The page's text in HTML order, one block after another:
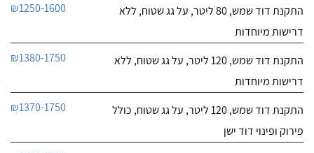
התקנת דוד שמש, 80 ליטר, על גג שטוח, ללא
דרישות מיוחדות
₪1250-1600
התקנת דוד שמש, 120 ליטר, על גג שטוח, ללא
דרישות מיוחדות
₪1380-1750
התקנת דוד שמש, 120 ליטר, על גג שטוח, כולל
פירוק ופינוי דוד ישן
₪1370-1750